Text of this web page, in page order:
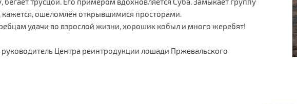
ошеломлён открывшимися просторами.
удачи во взрослой жизни, хороших кобыл и много жеребят!
руководитель Центра реинтродукции лошади Пржевальского